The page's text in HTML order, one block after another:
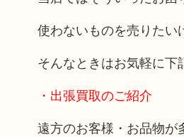
使わないものを売りた
そんなときはお気軽に下
・出張買取のご紹介
遠方のお客様・お品物が